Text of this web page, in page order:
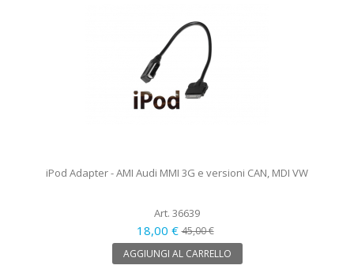
iPod Adapter - AMI Audi MMI 3G e versioni CAN, MDI VW
Art. 36639
18,00 €45,00 €
AGGIUNGI AL CARRELLO